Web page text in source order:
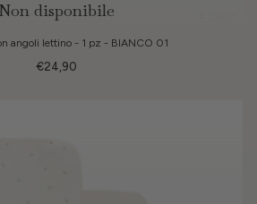
Non disponibile
angoli lettino - 1 pz - BIANCO 01
€24,90